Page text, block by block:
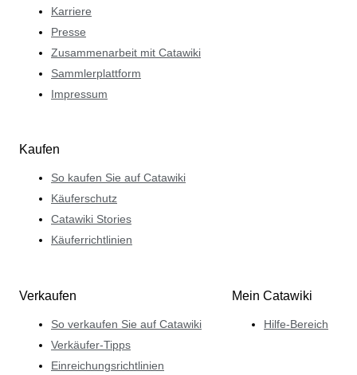
Karriere
Presse
Zusammenarbeit mit Catawiki
Sammlerplattform
Impressum
Kaufen
So kaufen Sie auf Catawiki
Käuferschutz
Catawiki Stories
Käuferrichtlinien
Verkaufen
So verkaufen Sie auf Catawiki
Verkäufer-Tipps
Einreichungsrichtlinien
Mein Catawiki
Hilfe-Bereich